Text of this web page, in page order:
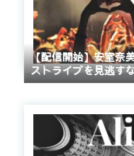
【配信開始】安室奈
ストライブを見逃す